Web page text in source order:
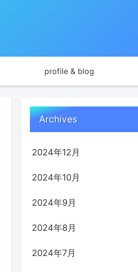
profile & blog
Archives
2024年12月
2024年10月
2024年9月
2024年8月
2024年7月